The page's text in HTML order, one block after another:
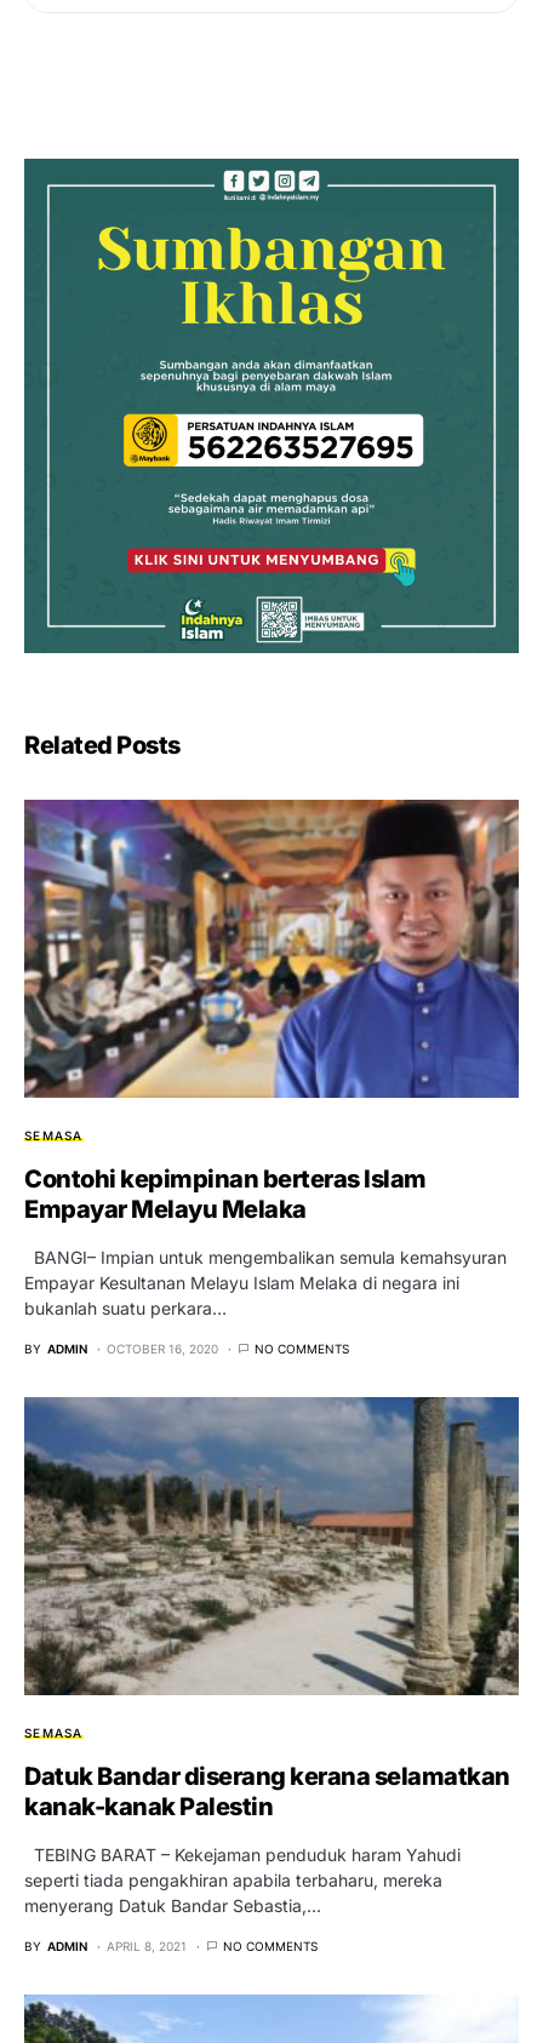
Related Posts
SEMASA
Contohi kepimpinan berteras Islam
Empayar Melayu Melaka
BANGI– Impian untuk mengembalikan semula kemahsyuran
Empayar Kesultanan Melayu Islam Melaka di negara ini
bukanlah suatu perkara…
BY ADMIN OCTOBER 16, 2020 NO COMMENTS
SEMASA
Datuk Bandar diserang kerana selamatkan
kanak-kanak Palestin
TEBING BARAT – Kekejaman penduduk haram Yahudi
seperti tiada pengakhiran apabila terbaharu, mereka
menyerang Datuk Bandar Sebastia,…
BY ADMIN APRIL 8, 2021 NO COMMENTS